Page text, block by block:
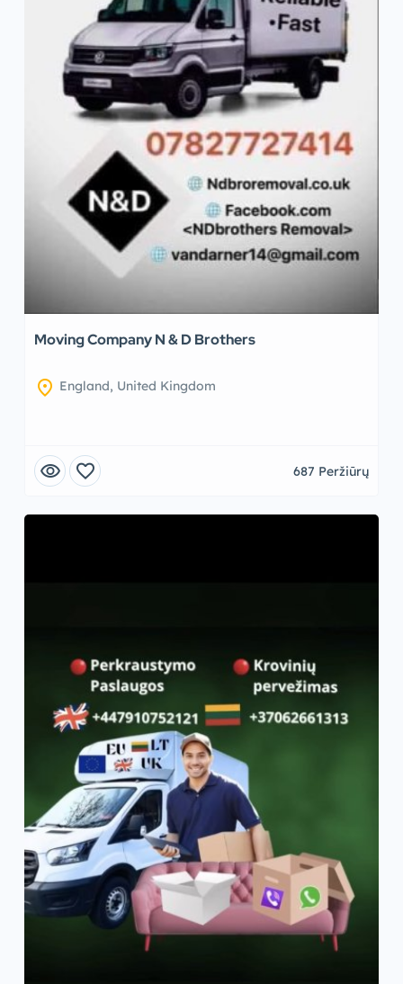
Moving Company N & D Brothers
location_on England, United Kingdom
visibility favorite 687 Peržiūrų